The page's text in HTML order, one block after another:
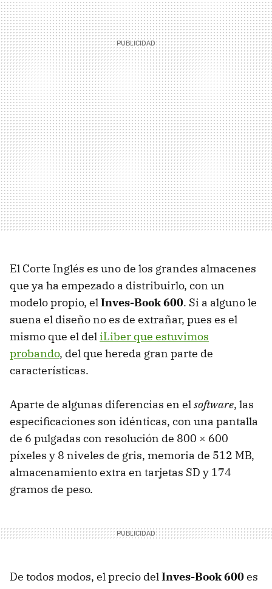
El Corte Inglés es uno de los grandes almacenes
que ya ha empezado a distribuirlo, con un
modelo propio, elInves-Book 600. Si a alguno le
suena el diseño no es de extrañar, pues es el
mismo que el deliLiber que estuvimos
probando, del que hereda gran parte de
características.
Aparte de algunas diferencias en elsoftware, las
especificaciones son idénticas, con una pantalla
de 6 pulgadas con resolución de 800 × 600
píxeles y 8 niveles de gris, memoria de 512 MB,
almacenamiento extra en tarjetas SD y 174
gramos de peso.
De todos modos, el precio delInves-Book 600es